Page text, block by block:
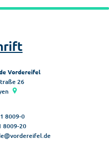
Vordereifel
26
8009-0
8009-20